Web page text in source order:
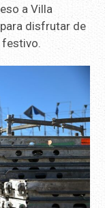
a Villa
disfrutar de
festivo.